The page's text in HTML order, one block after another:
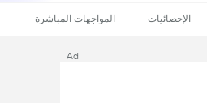
الإحصائيات المواجهات المباشرة
Ad